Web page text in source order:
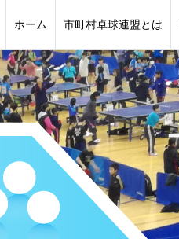
ホーム 市町村卓球連盟とは